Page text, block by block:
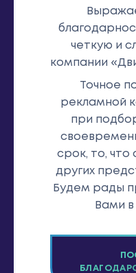
четкую и
компании
Точное
рекламной
при
срок, то, что
других
Будем рады
Вами